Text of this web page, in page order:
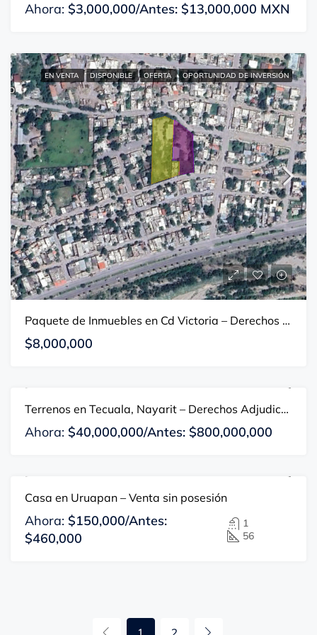
Ahora: $3,000,000/Antes: $13,000,000 MXN
EN VENTA DISPONIBLE OFERTA OPORTUNIDAD DE INVERSIÓN
Paquete de Inmuebles en Cd Victoria – Derechos Adj.
$8,000,000
EN VENTA DISPONIBLE OFERTA OPORTUNIDAD DE INVERSIÓN
Terrenos en Tecuala, Nayarit – Derechos Adjudicatarios
Ahora: $40,000,000/Antes: $800,000,000
EN VENTA DISPONIBLE
Casa en Uruapan – Venta sin posesión
Ahora: $150,000/Antes:
$460,000
1
56